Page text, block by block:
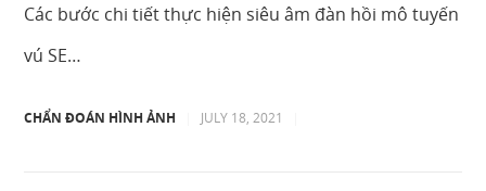
Các bước chi tiết thực hiện siêu âm đàn hồi mô tuyến
vú SE…
CHẨN ĐOÁN HÌNH ẢNH JULY 18, 2021